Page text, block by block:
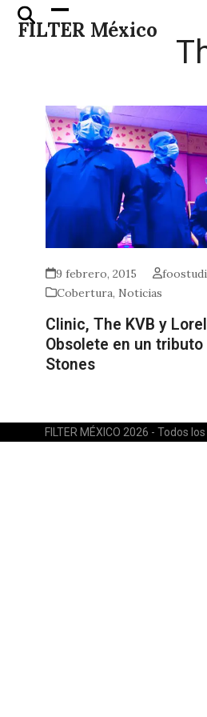
Skip
FILTER México
Open
mobile
Close
mobile
9 febrero, 2015
Cobertura, Noticias
Clinic, The KVB y
Obsolete en un tributo
Stones
FILTER MÉXICO 2026 - Todos